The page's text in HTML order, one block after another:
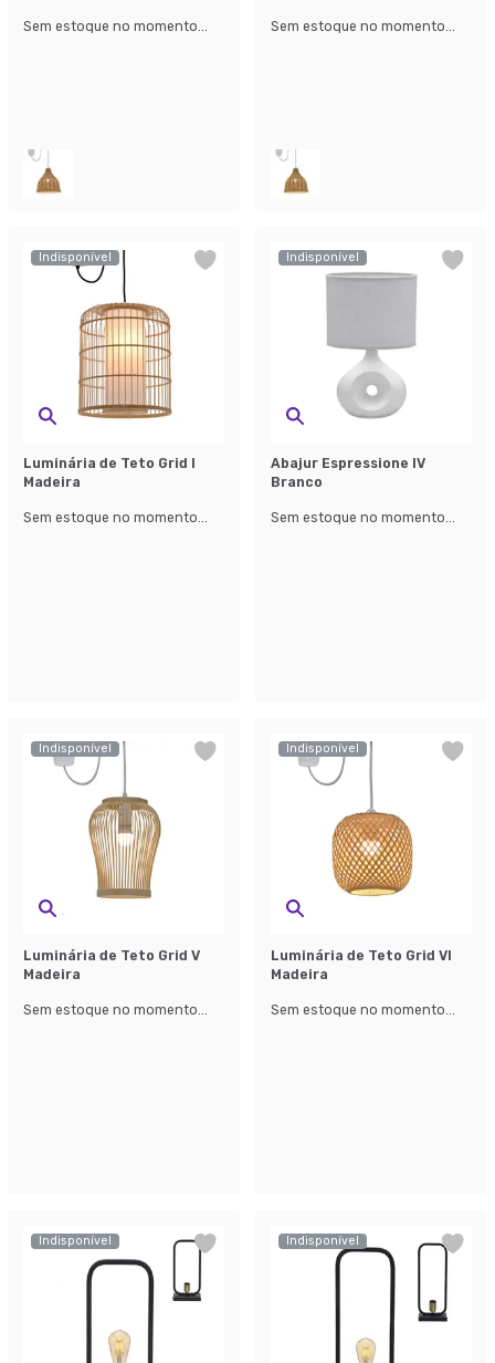
Sem estoque no momento... Sem estoque no momento...
Indisponível
Luminária de Teto Grid I
Madeira
Sem estoque no momento...
Indisponível
Abajur Espressione IV
Branco
Sem estoque no momento...
Indisponível
Luminária de Teto Grid V
Madeira
Sem estoque no momento...
Indisponível
Luminária de Teto Grid VI
Madeira
Sem estoque no momento...
Indisponível Indisponível